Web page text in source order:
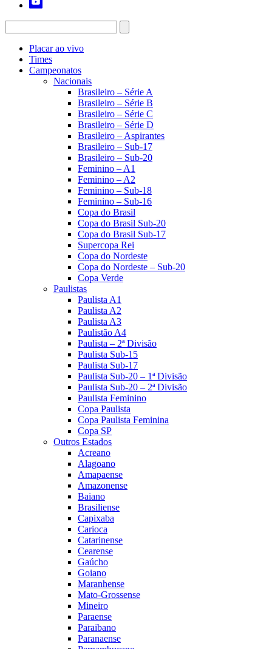
Placar ao vivo
Times
Campeonatos
Nacionais
Brasileiro – Série A
Brasileiro – Série B
Brasileiro – Série C
Brasileiro – Série D
Brasileiro – Aspirantes
Brasileiro – Sub-17
Brasileiro – Sub-20
Feminino – A1
Feminino – A2
Feminino – Sub-18
Feminino – Sub-16
Copa do Brasil
Copa do Brasil Sub-20
Copa do Brasil Sub-17
Supercopa Rei
Copa do Nordeste
Copa do Nordeste – Sub-20
Copa Verde
Paulistas
Paulista A1
Paulista A2
Paulista A3
Paulistão A4
Paulista – 2ª Divisão
Paulista Sub-15
Paulista Sub-17
Paulista Sub-20 – 1ª Divisão
Paulista Sub-20 – 2ª Divisão
Paulista Feminino
Copa Paulista
Copa Paulista Feminina
Copa SP
Outros Estados
Acreano
Alagoano
Amapaense
Amazonense
Baiano
Brasiliense
Capixaba
Carioca
Catarinense
Cearense
Gaúcho
Goiano
Maranhense
Mato-Grossense
Mineiro
Paraense
Paraibano
Paranaense